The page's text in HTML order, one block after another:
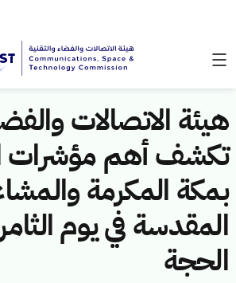
هيئة الاتصالات
تكشف أهم مؤشرات
بمكة المكرمة
المقدسة في يوم
الحجة